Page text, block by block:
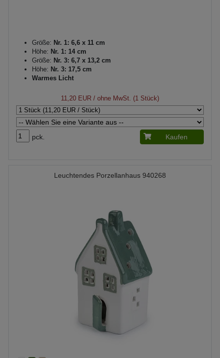
Größe: Nr. 1: 6,6 x 11 cm
Höhe: Nr. 1: 14 cm
Größe: Nr. 3: 6,7 x 13,2 cm
Höhe: Nr. 3: 17,5 cm
Warmes Licht
11,20 EUR / ohne MwSt. (1 Stück)
pck. Kaufen
Leuchtendes Porzellanhaus 940268